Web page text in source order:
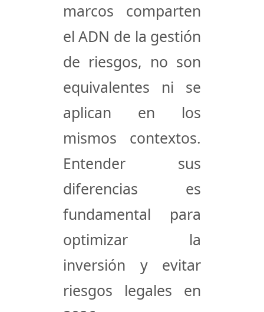
marcos comparten
el ADN de la gestión
de riesgos, no son
equivalentes ni se
aplican en los
mismos contextos.
Entender sus
diferencias es
fundamental para
optimizar la
inversión y evitar
riesgos legales en